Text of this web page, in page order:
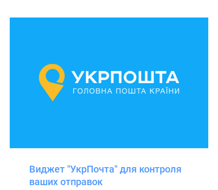
Виджет "УкрПочта" для контроля
ваших отправок